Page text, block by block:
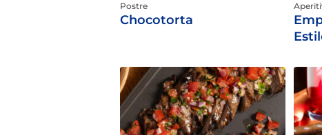
Postre
Chocotorta